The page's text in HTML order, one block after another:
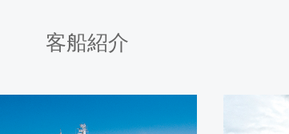
客船紹介